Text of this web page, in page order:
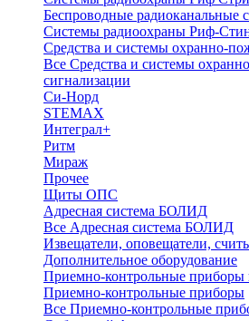
Беспроводные радиоканальные
Системы радиоохраны Риф-
Средства и системы охранно-
Все Средства и системы
сигнализации
Си-Норд
STEMAX
Интеграл+
Ритм
Мираж
Прочее
Щиты ОПС
Адресная система БОЛИД
Все Адресная система БОЛИД
Извещатели, оповещатели,
Дополнительное оборудование
Приемно-контрольные приборы
Приемно-контрольные приборы
Все Приемно-контрольные